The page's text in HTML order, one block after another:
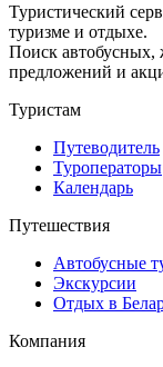
Туристический
туризме и отдыхе.
Поиск автобусных,
предложений и
Туристам
Путеводитель
Туроператоры
Календарь
Путешествия
Автобусные
Экскурсии
Отдых в
Компания